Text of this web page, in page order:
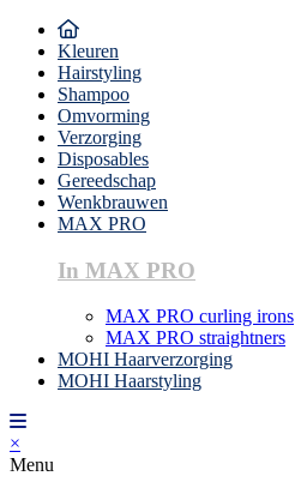
Kleuren
Hairstyling
Shampoo
Omvorming
Verzorging
Disposables
Gereedschap
Wenkbrauwen
MAX PRO
In MAX PRO
MAX PRO curling irons
MAX PRO straightners
MOHI Haarverzorging
MOHI Haarstyling
×
Menu